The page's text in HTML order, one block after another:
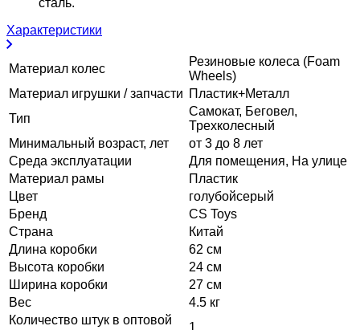
Характеристики
Материал колес
Резиновые колеса (Foam
Wheels)
Материал игрушки / запчасти Пластик+Металл
Тип
Самокат, Беговел,
Трехколесный
Минимальный возраст, лет
от 3 до 8 лет
Среда эксплуатации
Для помещения, На улице
Материал рамы
Пластик
Цвет
голубойсерый
Бренд
CS Toys
Страна
Китай
Длина коробки
62 см
Высота коробки
24 см
Ширина коробки
27 см
Вес
4.5 кг
Количество штук в оптовой
1